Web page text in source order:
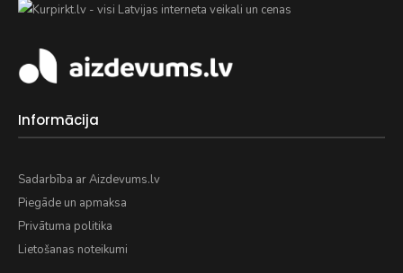
Informācija
Sadarbība ar Aizdevums.lv
Piegāde un apmaksa
Privātuma politika
Lietošanas noteikumi